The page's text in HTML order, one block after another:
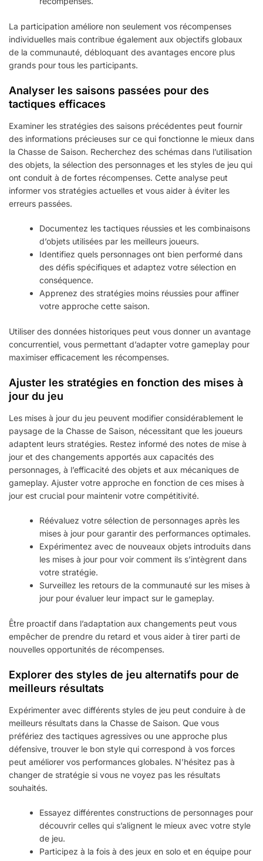
La participation améliore non seulement vos récompenses
individuelles mais contribue également aux objectifs globaux
de la communauté, débloquant des avantages encore plus
grands pour tous les participants.
Analyser les saisons passées pour des
tactiques efficaces
Examiner les stratégies des saisons précédentes peut fournir
des informations précieuses sur ce qui fonctionne le mieux dans
la Chasse de Saison. Recherchez des schémas dans l’utilisation
des objets, la sélection des personnages et les styles de jeu qui
ont conduit à de fortes récompenses. Cette analyse peut
informer vos stratégies actuelles et vous aider à éviter les
erreurs passées.
Documentez les tactiques réussies et les combinaisons
d’objets utilisées par les meilleurs joueurs.
Identifiez quels personnages ont bien performé dans
des défis spécifiques et adaptez votre sélection en
conséquence.
Apprenez des stratégies moins réussies pour affiner
votre approche cette saison.
Utiliser des données historiques peut vous donner un avantage
concurrentiel, vous permettant d’adapter votre gameplay pour
maximiser efficacement les récompenses.
Ajuster les stratégies en fonction des mises à
jour du jeu
Les mises à jour du jeu peuvent modifier considérablement le
paysage de la Chasse de Saison, nécessitant que les joueurs
adaptent leurs stratégies. Restez informé des notes de mise à
jour et des changements apportés aux capacités des
personnages, à l’efficacité des objets et aux mécaniques de
gameplay. Ajuster votre approche en fonction de ces mises à
jour est crucial pour maintenir votre compétitivité.
Réévaluez votre sélection de personnages après les
mises à jour pour garantir des performances optimales.
Expérimentez avec de nouveaux objets introduits dans
les mises à jour pour voir comment ils s’intègrent dans
votre stratégie.
Surveillez les retours de la communauté sur les mises à
jour pour évaluer leur impact sur le gameplay.
Être proactif dans l’adaptation aux changements peut vous
empêcher de prendre du retard et vous aider à tirer parti de
nouvelles opportunités de récompenses.
Explorer des styles de jeu alternatifs pour de
meilleurs résultats
Expérimenter avec différents styles de jeu peut conduire à de
meilleurs résultats dans la Chasse de Saison. Que vous
préfériez des tactiques agressives ou une approche plus
défensive, trouver le bon style qui correspond à vos forces
peut améliorer vos performances globales. N’hésitez pas à
changer de stratégie si vous ne voyez pas les résultats
souhaités.
Essayez différentes constructions de personnages pour
découvrir celles qui s’alignent le mieux avec votre style
de jeu.
Participez à la fois à des jeux en solo et en équipe pour